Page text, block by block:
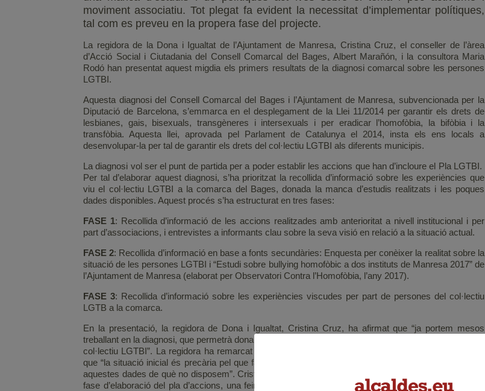
moviment associatiu. Tot plegat fa evident la necessitat d’implementar polítiques,
tal com es preveu en la propera fase del projecte.
La regidora de la Dona i Igualtat de l’Ajuntament de Manresa, Cristina Cruz, el conseller de l’àrea
d’Acció Social i Ciutadania del Consell Comarcal del Bages, Albert Marañón, i la consultora Maria
Rodó han presentat aquest migdia els primers resultats de la diagnosi comarcal sobre les persones
LGTBI.
Aquesta diagnosi del Consell Comarcal del Bages i l’Ajuntament de Manresa, subvencionada per la
Diputació de Barcelona, s’emmarca en el desplegament de la Llei 11/2014 per garantir els drets de
lesbianes, gais, bisexuals, transgèneres i intersexuals i per eradicar l’homofòbia, la bifòbia i la
transfòbia. Aquesta llei, aprovada pel Parlament de Catalunya el 2014, insta els ens locals a
desenvolupar-la per tal de garantir els drets del col·lectiu LGTBI als diferents municipis.
La diagnosi vol ser el punt de partida per a poder establir les accions que han d’incloure el Pla LGTBI.
Per tal d’elaborar aquest diagnosi, s’ha prioritzat la recollida d’informació sobre les experiències que
viu el col·lectiu LGTBI a la comarca del Bages, donada la manca d’estudis realitzats i les poques
dades disponibles. Aquest procés s’ha estructurat en tres fases:
FASE 1: Recollida d’informació de les accions realitzades amb anterioritat a nivell institucional i per
part d’associacions, i entrevistes a informants clau sobre la seva visió en relació a la situació actual.
FASE 2: Recollida d’informació en base a fonts secundàries: Enquesta per conèixer la realitat sobre la
situació de les persones LGTBI i “Estudi sobre bullying homofòbic a dos instituts de Manresa 2017” de
l’Ajuntament de Manresa (elaborat per Observatori Contra l’Homofòbia, l’any 2017).
FASE 3: Recollida d’informació sobre les experiències viscudes per part de persones del col·lectiu
LGTB a la comarca.
En la presentació, la regidora de Dona i Igualtat, Cristina Cruz, ha afirmat que “ja portem mesos
treballant en la diagnosi, que permetrà donar un impuls a la implementació de mesures efectives per al
col·lectiu LGTBI”. La regidora ha remarcat la manca de dades sobre el col·lectiu LGTBI, de manera
que “la situació inicial és precària pel que fa a coneixement. La diagnosi ens ha de servir per obtenir
aquestes dades de què no disposem”. Cristina Cruz ha explicat que immediatament es començarà la
fase d’elaboració del pla d’accions, una feina que podria estar enllestida a final el mes de juny, amb